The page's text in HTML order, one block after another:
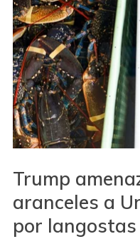
Trump
aranceles a
por langostas